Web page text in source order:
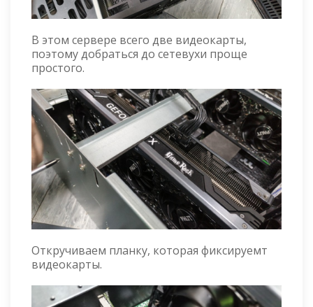
В этом сервере всего две видеокарты,
поэтому добраться до сетевухи проще
простого.
Откручиваем планку, которая фиксируемт
видеокарты.